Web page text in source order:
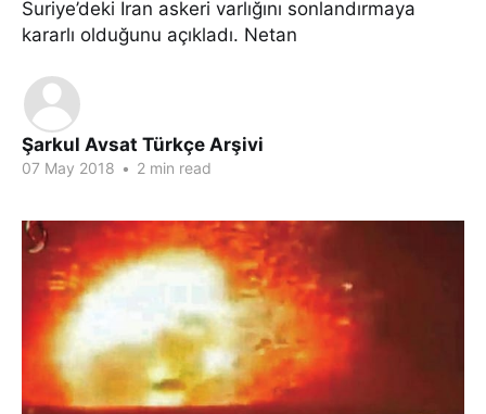
Suriye’deki İran askeri varlığını sonlandırmaya
kararlı olduğunu açıkladı. Netan
Şarkul Avsat Türkçe Arşivi
07 May 2018 • 2 min read